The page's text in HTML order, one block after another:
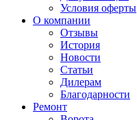
Условия оферты
О компании
Отзывы
История
Новости
Статьи
Дилерам
Благодарности
Ремонт